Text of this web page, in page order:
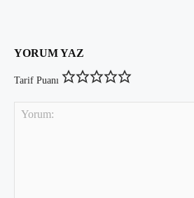
YORUM YAZ
Tarif Puanı